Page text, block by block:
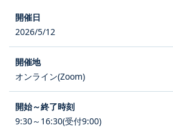
2026/5/12
オンライン(Zoom)
9:30～16:30(受付9:00)